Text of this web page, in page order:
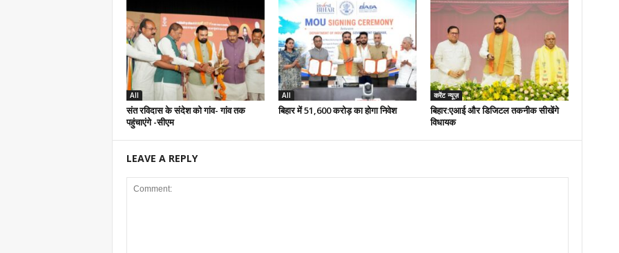
All
संत रविदास के संदेश को गांव- गांव तक
पहुंचाएंगे -सीएम
All
बिहार में 51,600 करोड़ का होगा निवेश
करेंट न्यूज़
बिहार:एआई और डिजिटल तकनीक सीखेंगे
विधायक
LEAVE A REPLY